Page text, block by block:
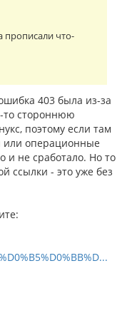
прописали что-
403 была из-за
то стороннюю
поэтому если там
или операционные
и не сработало. Но то
ссылки - это уже без